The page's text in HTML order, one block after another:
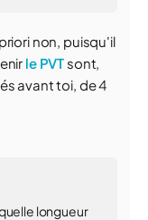
non, puisqu'il
le PVTsont,
avant toi, de 4
longueur